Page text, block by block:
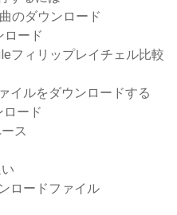
のダウンロード
ロード
フィリップレイチェル比較
イルをダウンロードする
ロード
ス
ロードファイル